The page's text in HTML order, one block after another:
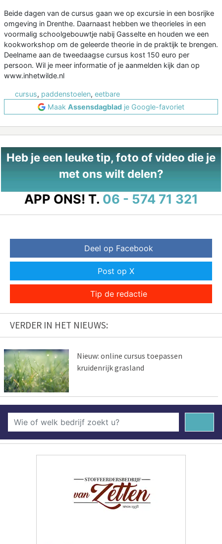
Beide dagen van de cursus gaan we op excursie in een bosrijke
omgeving in Drenthe. Daarnaast hebben we theorieles in een
voormalig schoolgebouwtje nabij Gasselte en houden we een
kookworkshop om de geleerde theorie in de praktijk te brengen.
Deelname aan de tweedaagse cursus kost 150 euro per
persoon. Wil je meer informatie of je aanmelden kijk dan op
www.inhetwilde.nl
cursus, paddenstoelen, eetbare
Maak Assensdagblad je Google-favoriet
Heb je een leuke tip, foto of video die je
met ons wilt delen?
APP ONS! T. 06 - 574 71 321
Deel op Facebook
Post op X
Tip de redactie
VERDER IN HET NIEUWS:
Nieuw: online cursus toepassen
kruidenrijk grasland